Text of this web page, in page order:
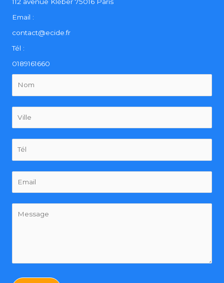
112 avenue Kléber 75016 Paris
Email :
contact@ecide.fr
Tél :
0189161660